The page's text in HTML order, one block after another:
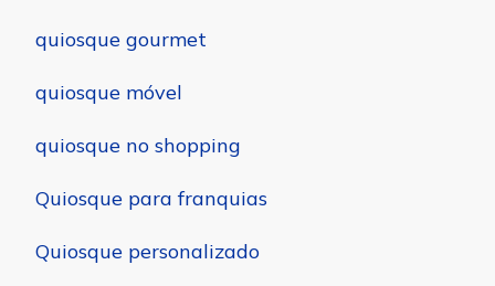
quiosque gourmet
quiosque móvel
quiosque no shopping
Quiosque para franquias
Quiosque personalizado